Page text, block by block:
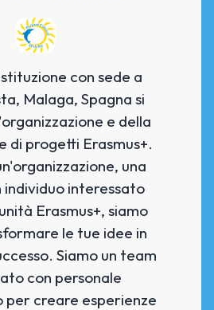
con sede a
Malaga, Spagna si
e della
di progetti Erasmus+.
una
individuo interessato
Erasmus+, siamo
le tue idee in
Siamo un team
con personale
per creare esperienze